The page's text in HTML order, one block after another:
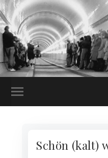
MOBILE-
MENÜ
Schön (kalt)